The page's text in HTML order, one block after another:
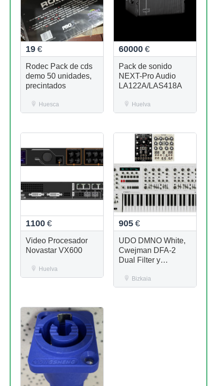
19 €
Rodec Pack de cds
demo 50 unidades,
precintados
Huesca
60000 €
Pack de sonido
NEXT-Pro Audio
LA122A/LAS418A
Huelva
1100 €
Video Procesador
Novastar VX600
Huelva
905 €
UDO DMNO White,
Cwejman DFA-2
Dual Filter y
Dual Oscillator,
Endhorphin.es EVIL
Bizkaia